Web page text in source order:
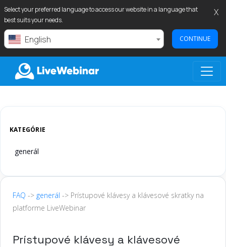
Select your preferred language to access our website in a language that
best suits your needs.
English CONTINUE
X
LIVEWEBINAR.COM
KATEGÓRIE
generál
FAQ -> generál -> Prístupové klávesy a klávesové skratky na
platforme LiveWebinar
Prístupové klávesy a klávesové